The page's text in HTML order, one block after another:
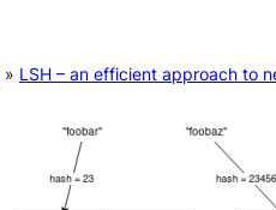
» LSH – an efficient approach to